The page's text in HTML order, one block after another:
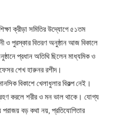
ক্রীড়া সমিতির উদ্যোগে ৫১তম
ও পুরস্কার বিতরণ অনুষ্ঠান আজ বিকালে
প্রধান অতিথি ছিলেন মাধ্যমিক ও
শেখ হারুনর রশীদ।
বিকাশে খেলাধুলার বিকল্প নেই।
করলে শরীর ও মন ভাল থাকে। যোগ্য
বড় কথা নয়, প্রতিযোগিতার